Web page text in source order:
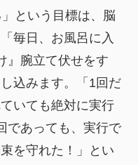
という目標は、脳
毎日、お風呂に入
』腕立て伏せをす
込みます。「1回だ
いても絶対に実行
であっても、実行で
を守れた！」とい